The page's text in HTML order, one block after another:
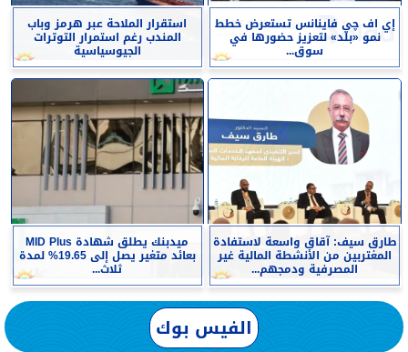
إي اف چي فاينانس تستعرض خطط
نمو «بلد» لتعزيز حضورها في
سوق...
استقرار الملاحة عبر هرمز وباب
المندب رغم استمرار التوترات
الجيوسياسية
طارق سيف: آقاق واسعة لاستفادة
المغتربين من الأنشطة المالية غير
المصرفية ودمجهم...
ميدبنك يطلق شهادة MID Plus
بعائد متغير يصل إلى 19.65% لمدة
ثلاث...
الفيس بوك